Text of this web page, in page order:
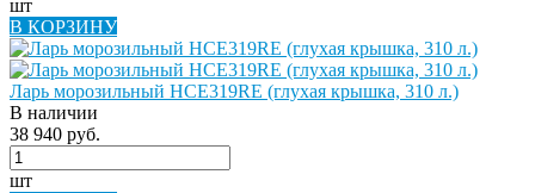
шт
В КОРЗИНУ
Ларь морозильный HCE319RE (глухая крышка, 310 л.)
В наличии
38 940 руб.
шт